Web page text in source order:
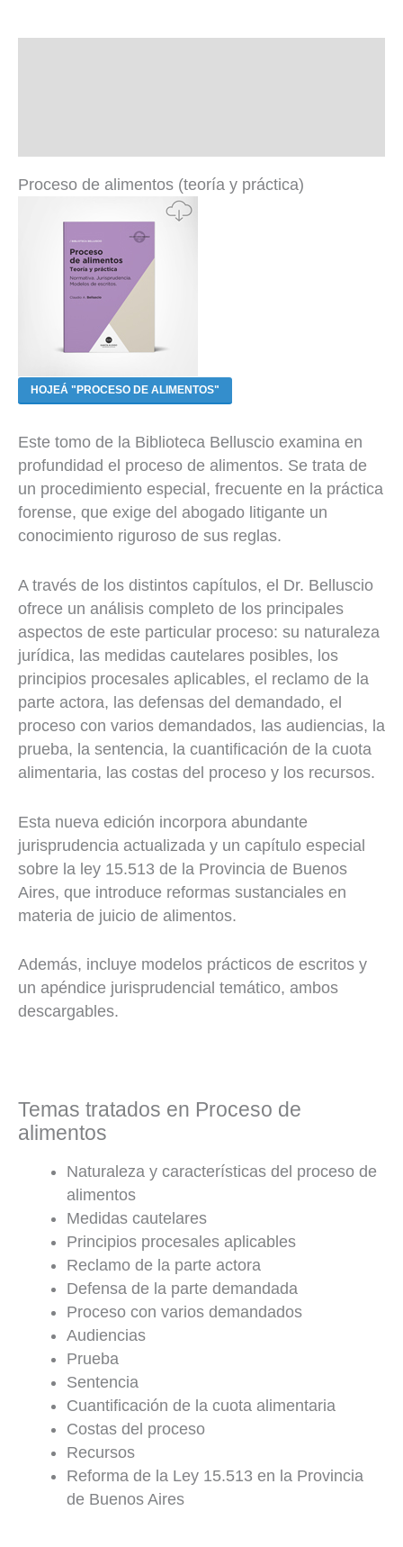
Proceso de alimentos (teoría y práctica)
HOJEÁ "PROCESO DE ALIMENTOS"
Este tomo de la Biblioteca Belluscio examina en
profundidad el proceso de alimentos. Se trata de
un procedimiento especial, frecuente en la práctica
forense, que exige del abogado litigante un
conocimiento riguroso de sus reglas.
A través de los distintos capítulos, el Dr. Belluscio
ofrece un análisis completo de los principales
aspectos de este particular proceso: su naturaleza
jurídica, las medidas cautelares posibles, los
principios procesales aplicables, el reclamo de la
parte actora, las defensas del demandado, el
proceso con varios demandados, las audiencias, la
prueba, la sentencia, la cuantificación de la cuota
alimentaria, las costas del proceso y los recursos.
Esta nueva edición incorpora abundante
jurisprudencia actualizada y un capítulo especial
sobre la ley 15.513 de la Provincia de Buenos
Aires, que introduce reformas sustanciales en
materia de juicio de alimentos.
Además, incluye modelos prácticos de escritos y
un apéndice jurisprudencial temático, ambos
descargables.
Temas tratados en Proceso de
alimentos
Naturaleza y características del proceso de
alimentos
Medidas cautelares
Principios procesales aplicables
Reclamo de la parte actora
Defensa de la parte demandada
Proceso con varios demandados
Audiencias
Prueba
Sentencia
Cuantificación de la cuota alimentaria
Costas del proceso
Recursos
Reforma de la Ley 15.513 en la Provincia
de Buenos Aires